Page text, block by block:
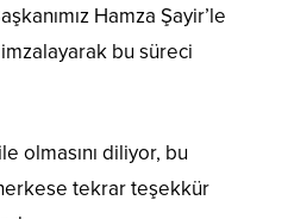
Hamza Şayir’le
bu süreci
olmasını diliyor, bu
tekrar teşekkür